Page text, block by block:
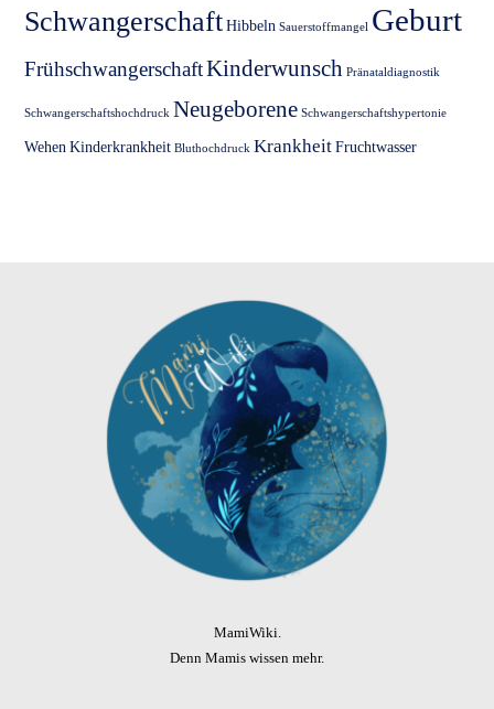
Schwangerschaft Hibbeln Sauerstoffmangel Geburt
FrühschwangerschaftKinderwunsch Pränataldiagnostik
Schwangerschaftshochdruck Neugeborene Schwangerschaftshypertonie
Wehen Kinderkrankheit Bluthochdruck Krankheit Fruchtwasser
MamiWiki.
Denn Mamis wissen mehr.